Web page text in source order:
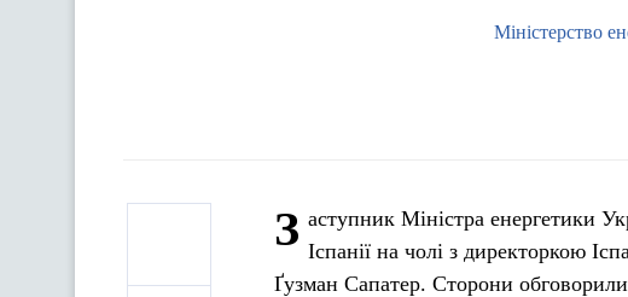
Міністерство
З аступник Міністра енергетики
Іспанії на чолі з директоркою
Ґузман Сапатер. Сторони